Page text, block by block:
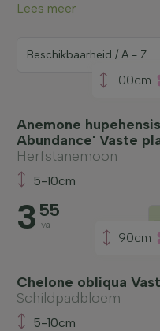
Lees meer
100cm
Anemone
Abundance' Vaste
Herfstanemoon
5-10cm
3 55
va
90cm
Chelone obliqua
Schildpadbloem
5-10cm